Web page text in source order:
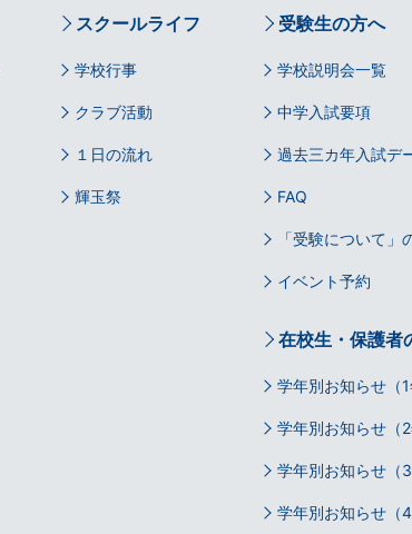
スクールライフ
学校行事
クラブ活動
１日の流れ
輝玉祭
受験生の方へ
学校説明会一覧
中学入試要項
過去三カ年入試デ
FAQ
「受験について」
イベント予約
在校生・保護者
学年別お知らせ（1
学年別お知らせ（2
学年別お知らせ（3
学年別お知らせ（4